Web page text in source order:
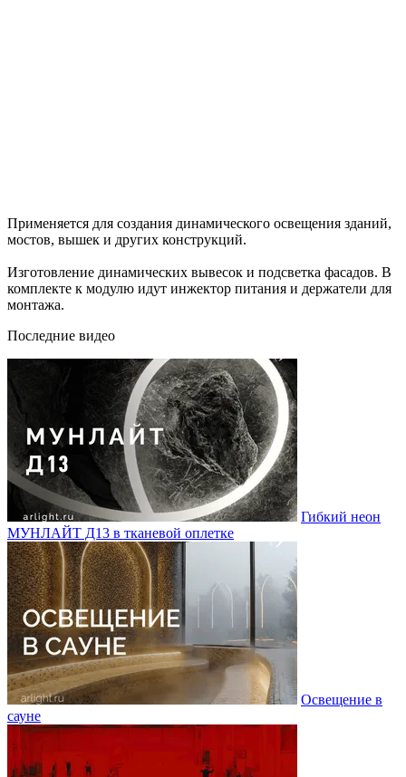
Применяется для создания динамического освещения зданий,
мостов, вышек и других конструкций.
Изготовление динамических вывесок и подсветка фасадов. В
комплекте к модулю идут инжектор питания и держатели для
монтажа.
Последние видео
Гибкий неон
МУНЛАЙТ Д13 в тканевой оплетке
Освещение в
сауне